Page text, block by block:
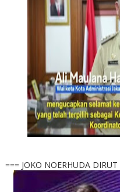
=== JOKO NOERHUDA